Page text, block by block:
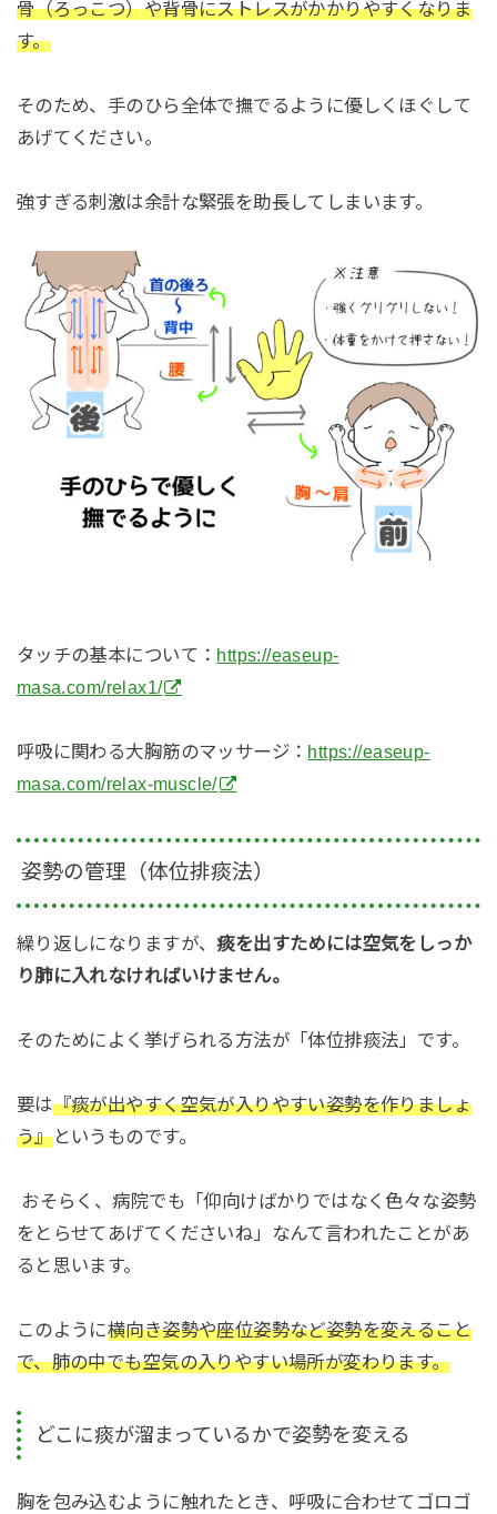
骨（ろっこつ）や背骨にストレスがかかりやすくなりま
す。
そのため、手のひら全体で撫でるように優しくほぐして
あげてください。
強すぎる刺激は余計な緊張を助長してしまいます。
タッチの基本について： ​​https://easeup-
masa.com/relax1/
呼吸に関わる大胸筋のマッサージ： https://easeup-
masa.com/relax-muscle/
姿勢の管理（体位排痰法）
繰り返しになりますが、痰を出すためには空気をしっか
り肺に入れなければいけません。
そのためによく挙げられる方法が「体位排痰法」です。
要は『痰が出やすく空気が入りやすい姿勢を作りましょ
う』というものです。
おそらく、病院でも「仰向けばかりではなく色々な姿勢
をとらせてあげてくださいね」なんて言われたことがあ
ると思います。
このように横向き姿勢や座位姿勢など姿勢を変えること
で、肺の中でも空気の入りやすい場所が変わります。
どこに痰が溜まっているかで姿勢を変える
胸を包み込むように触れたとき、呼吸に合わせてゴロゴ